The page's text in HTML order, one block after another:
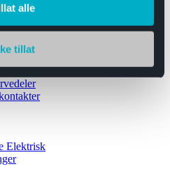
alle
tillat
Elektrisk